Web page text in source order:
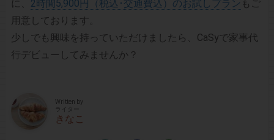
に、 2時間5,900円（税込･交通費込）のお試しプラン もご
用意しております。
少しでも興味を持っていただけましたら、CaSyで家事代
行デビューしてみませんか？
Written by
ライター
きなこ